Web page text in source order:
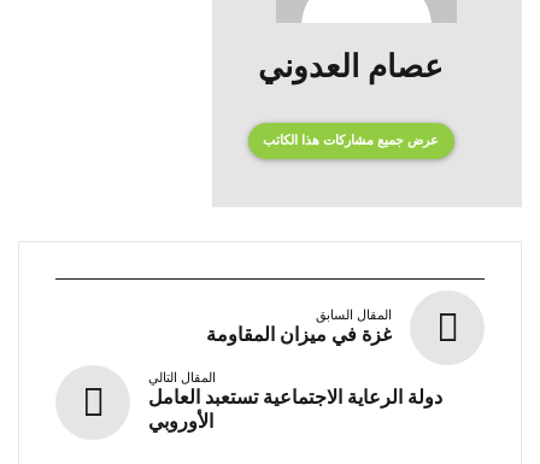
عصام العدوني
عرض جميع مشاركات هذا الكاتب
المقال السابق
غزة في ميزان المقاومة
المقال التالي
دولة الرعاية الاجتماعية تستعبد العامل
الأوروبي